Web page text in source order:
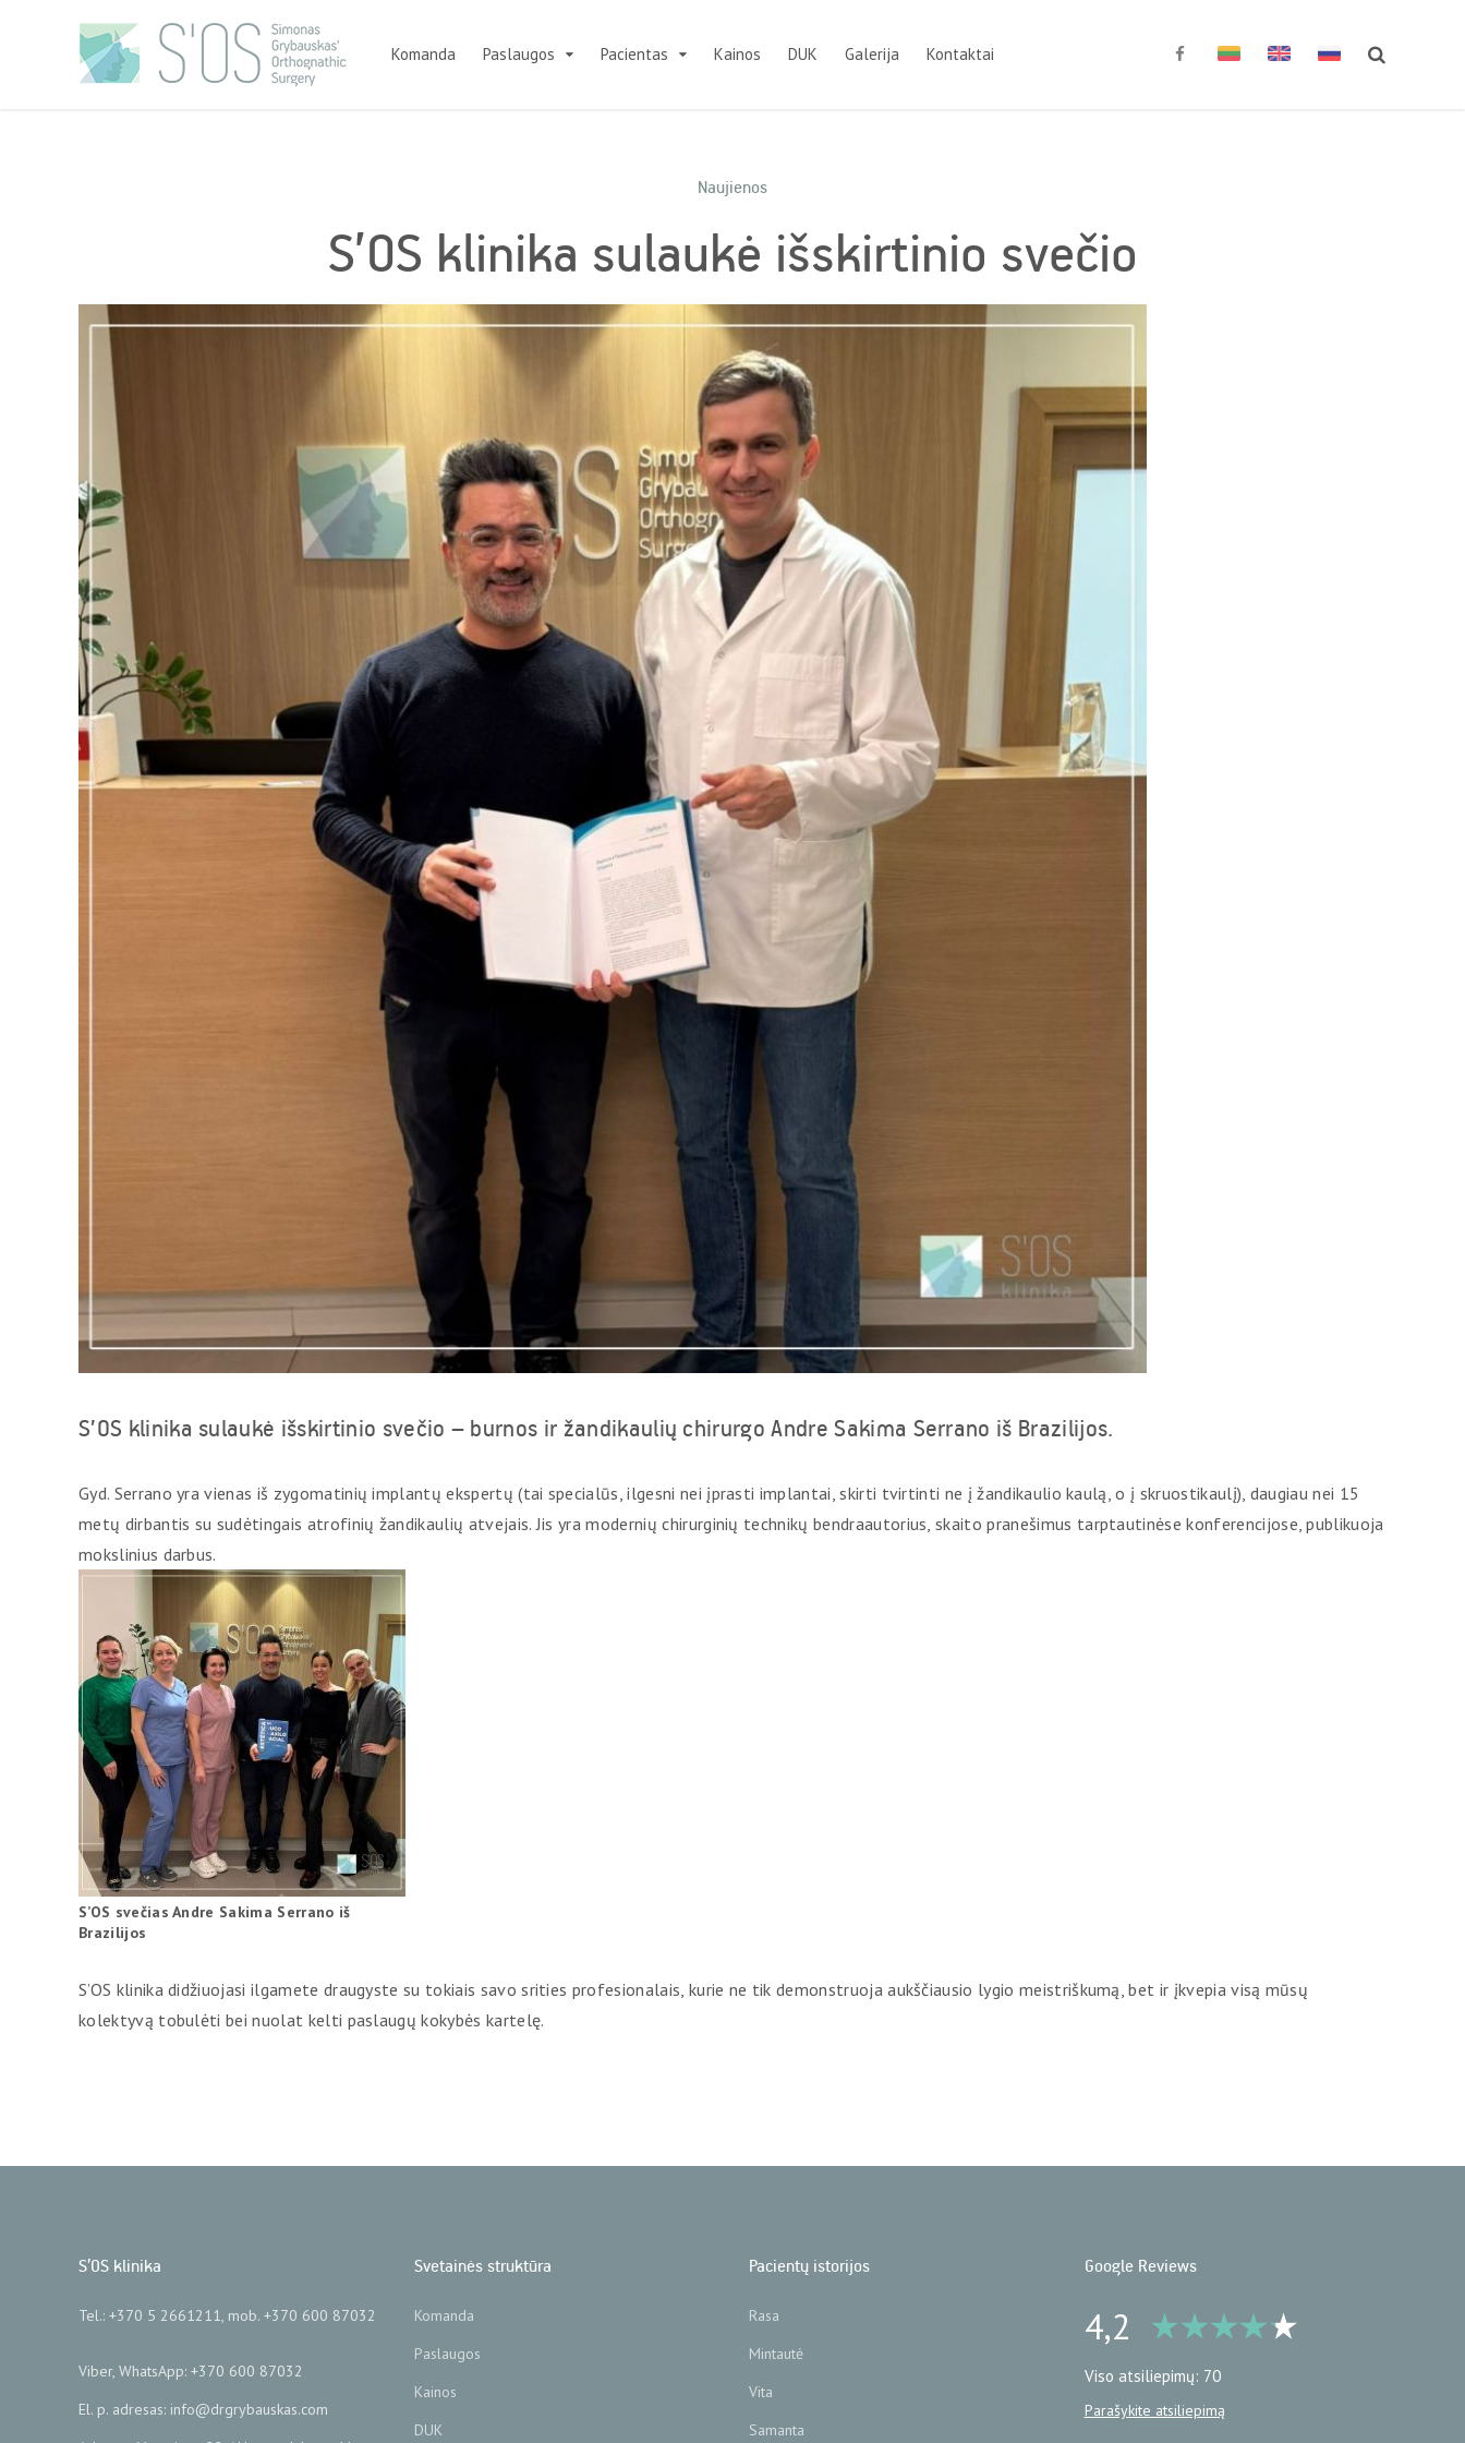
Komanda Paslaugos Pacientas Kainos DUK Galerija Kontaktai
Naujienos
S’OS klinika sulaukė išskirtinio svečio
S’OS klinika sulaukė išskirtinio svečio – burnos ir žandikaulių chirurgo Andre Sakima Serrano iš Brazilijos.
Gyd. Serrano yra vienas iš zygomatinių implantų ekspertų (tai specialūs, ilgesni nei įprasti implantai, skirti tvirtinti ne į žandikaulio kaulą, o į skruostikaulį), daugiau nei 15
metų dirbantis su sudėtingais atrofinių žandikaulių atvejais. Jis yra modernių chirurginių technikų bendraautorius, skaito pranešimus tarptautinėse konferencijose, publikuoja
mokslinius darbus.
S’OS svečias Andre Sakima Serrano iš
Brazilijos
S’OS klinika didžiuojasi ilgamete draugyste su tokiais savo srities profesionalais, kurie ne tik demonstruoja aukščiausio lygio meistriškumą, bet ir įkvepia visą mūsų
kolektyvą tobulėti bei nuolat kelti paslaugų kokybės kartelę.
S’OS klinika
Tel.: +370 5 2661211, mob. +370 600 87032
Viber, WhatsApp: +370 600 87032
El. p. adresas: info@drgrybauskas.com
Svetainės struktūra
Komanda
Paslaugos
Kainos
DUK
Pacientų istorijos
Rasa
Mintautė
Vita
Samanta
Google Reviews
4,2
Viso atsiliepimų: 70
Parašykite atsiliepimą